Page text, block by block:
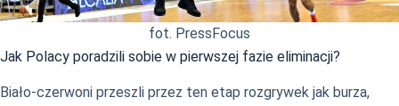
fot. PressFocus
Jak Polacy poradzili sobie w pierwszej fazie eliminacji?
Biało-czerwoni przeszli przez ten etap rozgrywek jak burza,